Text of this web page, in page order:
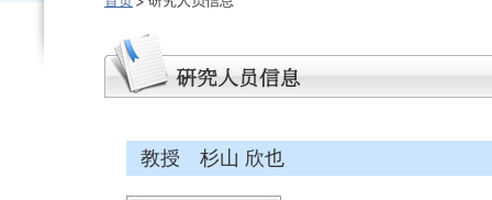
教授 杉山 欣也